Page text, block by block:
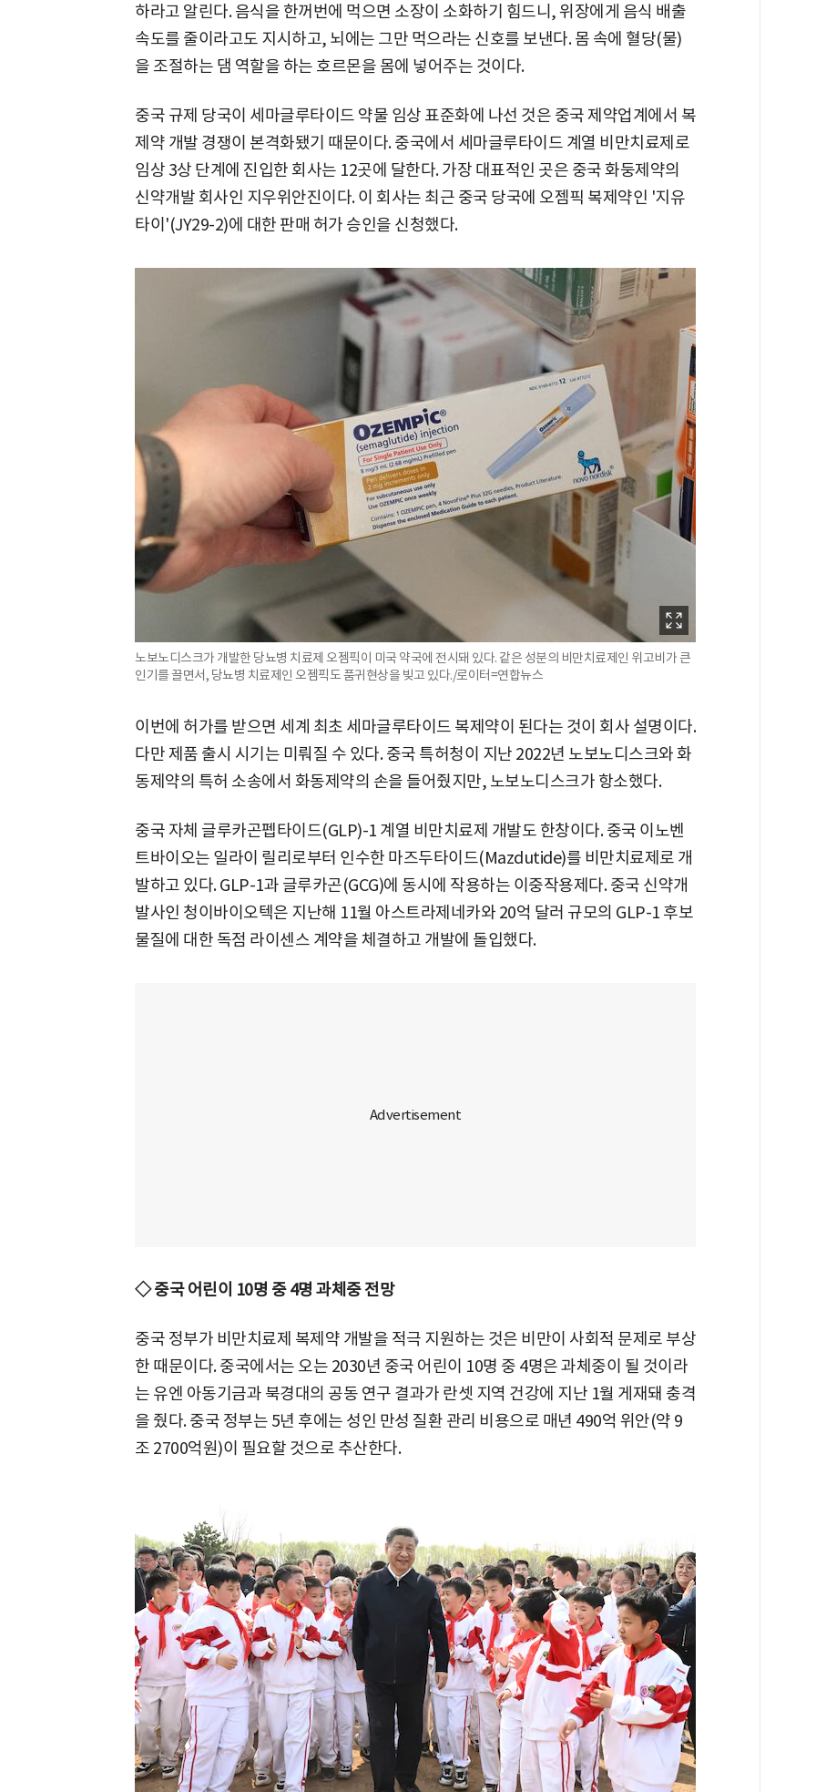
하라고 알린다. 음식을 한꺼번에 먹으면 소장이 소화하기 힘드니, 위장에게 음식 배출
속도를 줄이라고도 지시하고, 뇌에는 그만 먹으라는 신호를 보낸다. 몸 속에 혈당(물)
을 조절하는 댐 역할을 하는 호르몬을 몸에 넣어주는 것이다.
중국 규제 당국이 세마글루타이드 약물 임상 표준화에 나선 것은 중국 제약업계에서 복
제약 개발 경쟁이 본격화됐기 때문이다. 중국에서 세마글루타이드 계열 비만치료제로
임상 3상 단계에 진입한 회사는 12곳에 달한다. 가장 대표적인 곳은 중국 화둥제약의
신약개발 회사인 지우위안진이다. 이 회사는 최근 중국 당국에 오젬픽 복제약인 '지유
타이'(JY29-2)에 대한 판매 허가 승인을 신청했다.
노보노디스크가 개발한 당뇨병 치료제 오젬픽이 미국 약국에 전시돼 있다. 같은 성분의 비만치료제인 위고비가 큰
인기를 끌면서, 당뇨병 치료제인 오젬픽도 품귀현상을 빚고 있다./로이터=연합뉴스
이번에 허가를 받으면 세계 최초 세마글루타이드 복제약이 된다는 것이 회사 설명이다.
다만 제품 출시 시기는 미뤄질 수 있다. 중국 특허청이 지난 2022년 노보노디스크와 화
동제약의 특허 소송에서 화동제약의 손을 들어줬지만, 노보노디스크가 항소했다.
중국 자체 글루카곤펩타이드(GLP)-1 계열 비만치료제 개발도 한창이다. 중국 이노벤
트바이오는 일라이 릴리로부터 인수한 마즈두타이드(Mazdutide)를 비만치료제로 개
발하고 있다. GLP-1과 글루카곤(GCG)에 동시에 작용하는 이중작용제다. 중국 신약개
발사인 청이바이오텍은 지난해 11월 아스트라제네카와 20억 달러 규모의 GLP-1 후보
물질에 대한 독점 라이센스 계약을 체결하고 개발에 돌입했다.
◇ 중국 어린이 10명 중 4명 과체중 전망
중국 정부가 비만치료제 복제약 개발을 적극 지원하는 것은 비만이 사회적 문제로 부상
한 때문이다. 중국에서는 오는 2030년 중국 어린이 10명 중 4명은 과체중이 될 것이라
는 유엔 아동기금과 북경대의 공동 연구 결과가 란셋 지역 건강에 지난 1월 게재돼 충격
을 줬다. 중국 정부는 5년 후에는 성인 만성 질환 관리 비용으로 매년 490억 위안(약 9
조 2700억원)이 필요할 것으로 추산한다.